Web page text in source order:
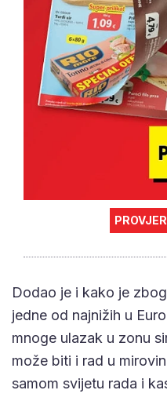
Dodao je i kako je
jedne od najnižih u
mnoge ulazak u zonu
može biti i rad u
samom svijetu rada i